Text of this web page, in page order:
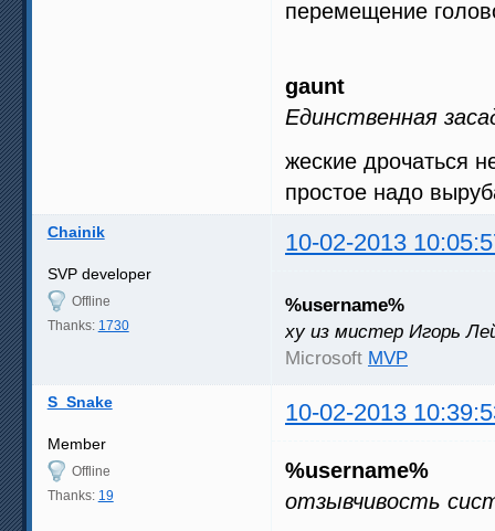
перемещение
gaunt
Единственная
жеские дрочаться
простое надо
Chainik 10-02-2013
SVP developer
Offline
Thanks: 1730
%username%
ху из мистер Игорь
Microsoft MVP
S_Snake 10-02-2013
Member
Offline
Thanks: 19
%username%
отзывчивость